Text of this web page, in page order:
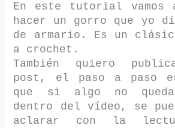
En este tutorial vamos
hacer un gorro que yo
de armario. Es un
a crochet.
También quiero
post, el paso a paso
que si algo no
dentro del vídeo, se
aclarar con la